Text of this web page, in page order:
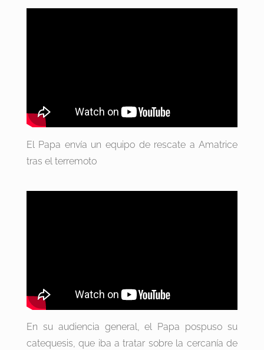
El Papa envía un equipo de rescate a Amatrice
tras el terremoto
En su audiencia general, el Papa pospuso su
catequesis, que iba a tratar sobre la cercanía de